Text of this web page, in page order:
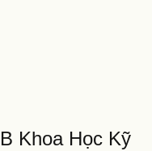
Khoa Học Kỹ